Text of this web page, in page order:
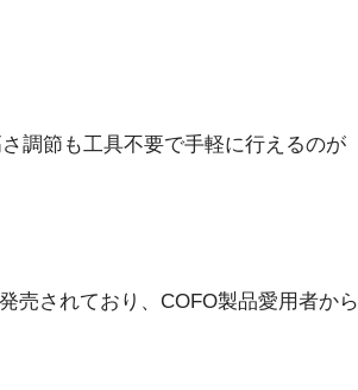
調節も工具不要で手軽に行えるのが
売されており、COFO製品愛用者から